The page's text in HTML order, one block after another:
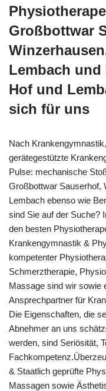
Großbottwar
Lembach und
Hof und
sich für uns
Nach
gerätegestützte
Pulse: mechanische
Großbottwar Sauserhof,
Lembach ebenso wie
sind Sie auf der Suche?
den besten
Krankengymnastik &
kompetenter
Schmerztherapie,
Massage sind wir sowie
Ansprechpartner für
Die Eigenschaften, die
Abnehmer an uns
werden, sind Seriösität,
& Staatlich geprüfte
Massagen sowie